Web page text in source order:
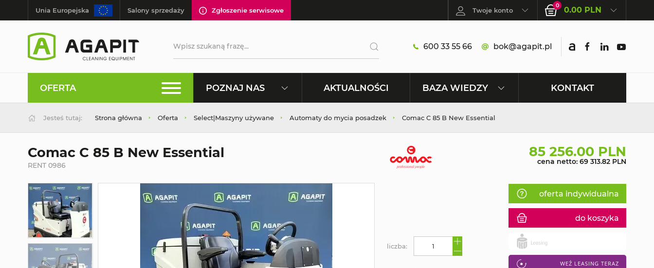
Unia Europejska Salony sprzedaży Zgłoszenie serwisowe Twoje konto
0 0.00 PLN
600 33 55 66 bok@agapit.pl
OFERTA POZNAJ NAS AKTUALNOŚCI BAZA WIEDZY KONTAKT
Jesteś tutaj: Strona główna Oferta Select|Maszyny używane Automaty do mycia posadzek Comac C 85 B New Essential
Comac C 85 B New Essential
RENT 0986
85 256.00 PLN
cena netto: 69 313.82 PLN
oferta indywidualna
do koszyka
WEŹ LEASING TERAZ
liczba: